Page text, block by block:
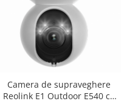
Camera de supraveghere
Reolink E1 Outdoor E540 cu